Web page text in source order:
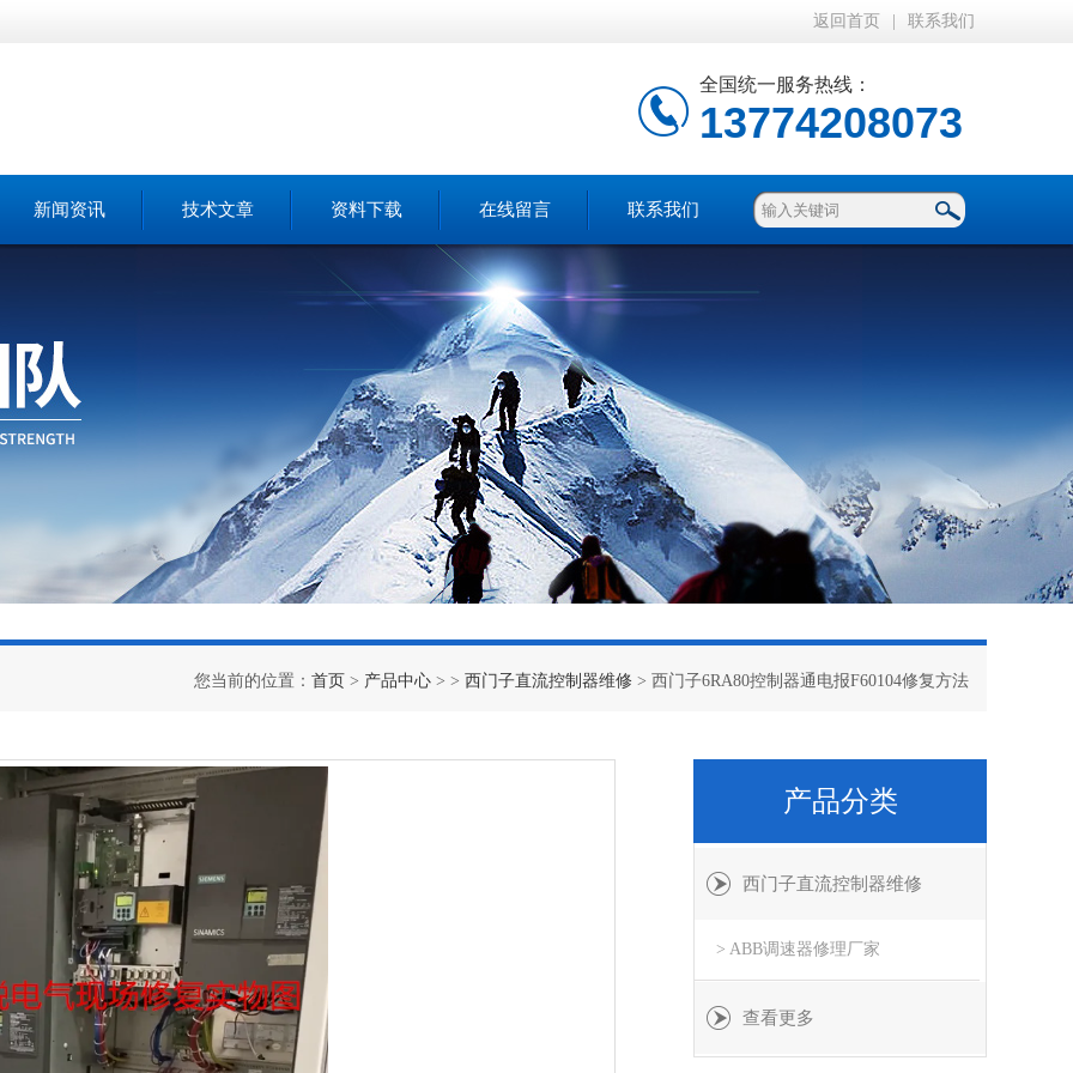
返回首页 联系我们
全国统一服务热线：
13774208073
新闻资讯 技术文章 资料下载 在线留言 联系我们
您当前的位置： 首页 > 产品中心 > > 西门子直流控制器维修 > 西门子6RA80控制器通电报F60104修复方法
产品分类
西门子直流控制器维修
> ABB调速器修理厂家
查看更多